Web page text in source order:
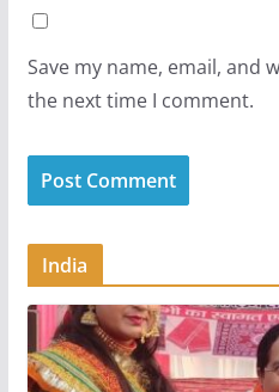
Save my name, email, and
the next time I comment.
India